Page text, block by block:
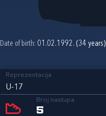
Date of birth: 01.02.1992. (34 years)
Reprezentacija
U-17
Broj nastupa
5